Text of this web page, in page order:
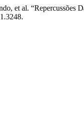
et al. “Repercussões